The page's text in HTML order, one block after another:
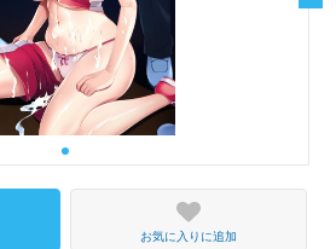
お気に入りに追加